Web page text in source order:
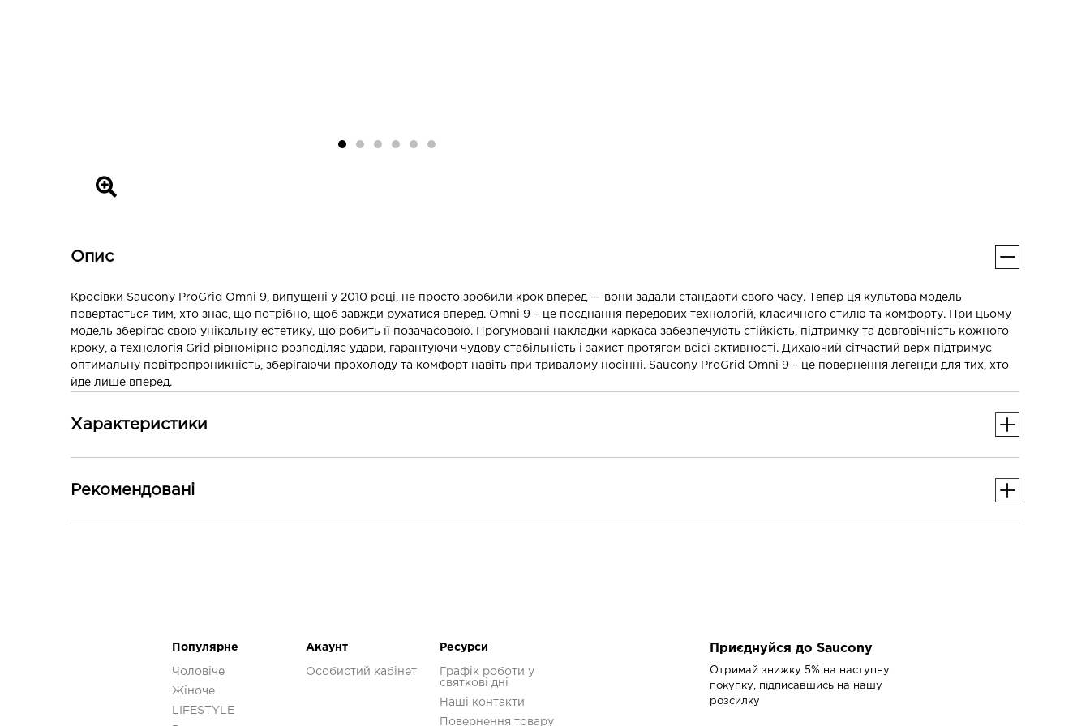
Опис
Кросівки Saucony ProGrid Omni 9, випущені у 2010 році, не просто зробили крок вперед — вони задали стандарти свого часу. Тепер ця культова модель
повертається тим, хто знає, що потрібно, щоб завжди рухатися вперед. Omni 9 – це поєднання передових технологій, класичного стилю та комфорту. При цьому
модель зберігає свою унікальну естетику, що робить її позачасовою. Прогумовані накладки каркаса забезпечують стійкість, підтримку та довговічність кожного
кроку, а технологія Grid рівномірно розподіляє удари, гарантуючи чудову стабільність і захист протягом всієї активності. Дихаючий сітчастий верх підтримує
оптимальну повітропроникність, зберігаючи прохолоду та комфорт навіть при тривалому носінні. Saucony ProGrid Omni 9 – це повернення легенди для тих, хто
йде лише вперед.
Характеристики
Рекомендованi
Популярне
Чоловіче
Жіноче
LIFESTYLE
Акаунт
Особистий кабінет
Ресурси
Графік роботи у
святкові дні
Наші контакти
Повернення товару
Приєднуйся до Saucony
Отримай знижку 5% на наступну
покупку, підписавшись на нашу
розсилку